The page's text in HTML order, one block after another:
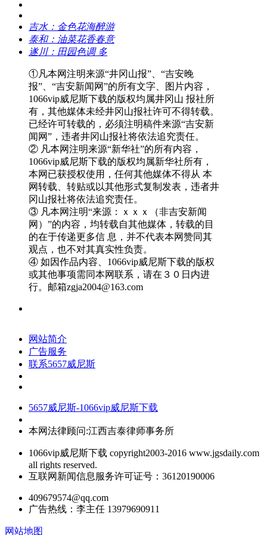
吉水：金色花海醉游
泰和：油菜花香春意
遂川：田园色调 多
①凡本网注明来源“井冈山报”、“吉安晚
报”、“吉安新闻网”的所有文字、图片内容，
1066vip威尼斯下载的版权均属井冈山 报社所
有，其他媒体未经井冈山报社许可不得转载。
已经许可转载的，必须注明稿件来源“吉安新
闻网”，违者井冈山报社将依法追究责任。
② 凡本网注明来源“新华社”的所有内容，
1066vip威尼斯下载的版权均属新华社所有，
本网已获授权使用，任何其他媒体不得从 本
网转载、转贴或以其他形式复制发表，违者井
冈山报社将依法追究责任。
③ 凡本网注明“来源：ｘｘｘ（非吉安新闻
网）”的内容，均转载自其他媒体，转载的目
的在于传递更多信 息，并不代表本网赞同其
观点，也不对其真实性负责。
④ 如因作品内容、1066vip威尼斯下载的版权
或其他事项需同本网联系，请在３０日内进
行。邮箱zgja2004@163.com
网站简介
广告服务
联系5657威尼斯
5657威尼斯-1066vip威尼斯下载
本网法律顾问:江西吉泰律师事务所
1066vip威尼斯下载 copyright2003-2016 www.jgsdaily.com
all rights reserved.
互联网新闻信息服务许可证号：36120190006
409679574@qq.com
广告热线：李主任 13979690911
网站地图